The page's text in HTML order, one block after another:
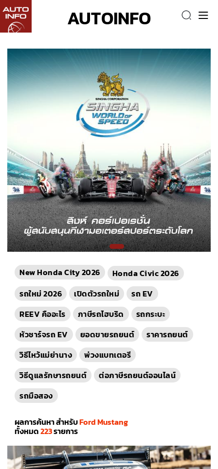
AUTOINFO
New Honda City 2026
Honda Civic 2026
รถใหม่ 2026
เปิดตัวรถใหม่
รถ EV
REEV คืออะไร
ภาษีรถไฮบริด
รถกระบะ
หัวชาร์จรถ EV
ยอดขายรถยนต์
ราคารถยนต์
วิธีไหว้แม่ย่านาง
พ่วงแบทเตอรี
วิธีดูแลรักษารถยนต์
ต่อภาษีรถยนต์ออนไลน์
รถมือสอง
ผลการค้นหา สำหรับFord Mustang
ทั้งหมด223รายการ